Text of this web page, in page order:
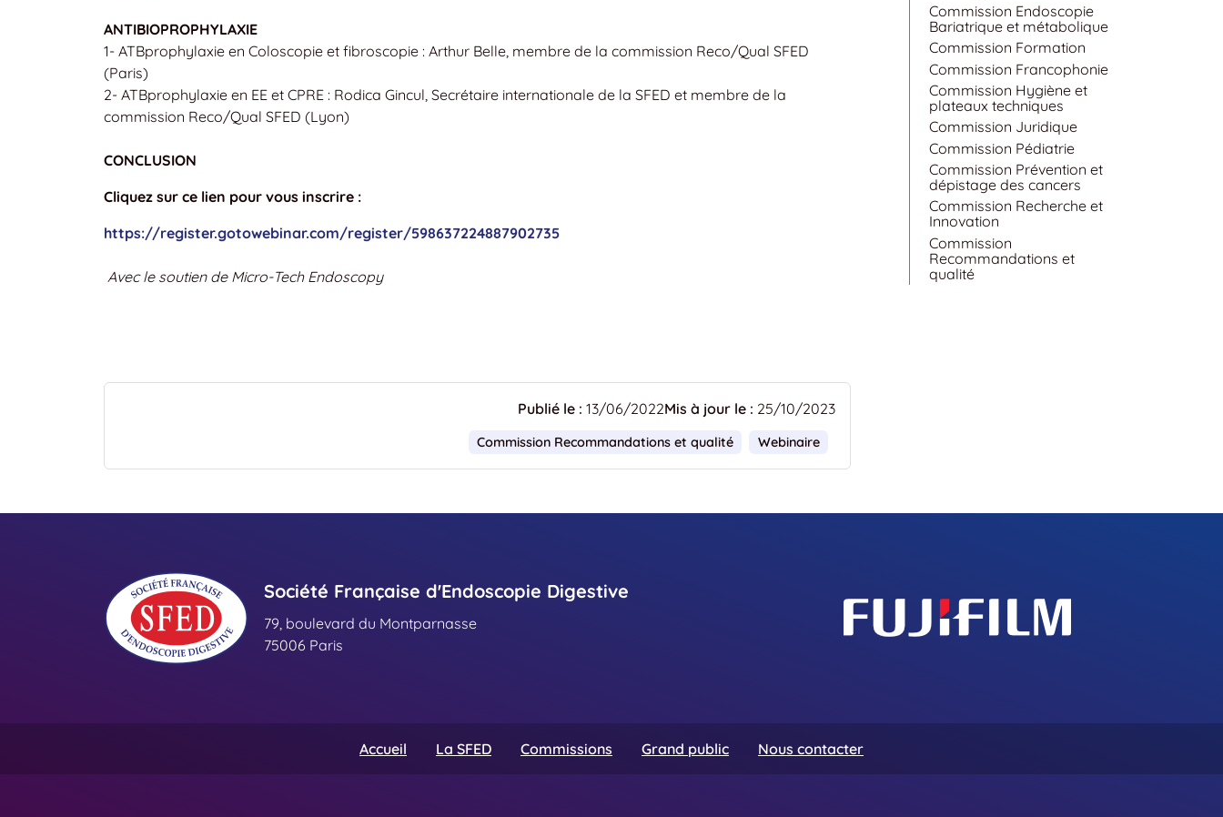
ANTIBIOPROPHYLAXIE
1- ATBprophylaxie en Coloscopie et fibroscopie : Arthur Belle, membre de la commission Reco/Qual SFED
(Paris)
2- ATBprophylaxie en EE et CPRE : Rodica Gincul, Secrétaire internationale de la SFED et membre de la
commission Reco/Qual SFED (Lyon)
CONCLUSION
Cliquez sur ce lien pour vous inscrire :
https://register.gotowebinar.com/register/598637224887902735
Avec le soutien de Micro-Tech Endoscopy
Publié le : 13/06/2022Mis à jour le : 25/10/2023
Commission Recommandations et qualité Webinaire
Commission Endoscopie
Bariatrique et métabolique
Commission Formation
Commission Francophonie
Commission Hygiène et
plateaux techniques
Commission Juridique
Commission Pédiatrie
Commission Prévention et
dépistage des cancers
Commission Recherche et
Innovation
Commission
Recommandations et
qualité
Société Française d'Endoscopie Digestive
79, boulevard du Montparnasse
75006 Paris
Accueil La SFED Commissions Grand public Nous contacter